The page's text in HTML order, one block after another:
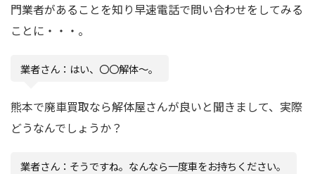
門業者があることを知り早速電話で問い合わせをしてみる
ことに・・・。
業者さん：はい、〇〇解体〜。
熊本で廃車買取なら解体屋さんが良いと聞きまして、実際
どうなんでしょうか？
業者さん：そうですね。なんなら一度車をお持ちください。